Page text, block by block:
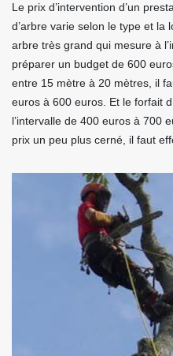
Le prix d’intervention d’un
d’arbre varie selon le type et la
arbre très grand qui mesure à
préparer un budget de 600
entre 15 mètre à 20 mètres, il
euros à 600 euros. Et le forfait
l’intervalle de 400 euros à 700
prix un peu plus cerné, il faut